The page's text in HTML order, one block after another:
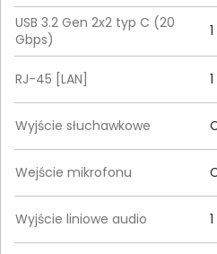
USB 3.2 Gen 2x2 typ C (20
Gbps)
RJ-45 [LAN]
Wyjście słuchawkowe
Wejście mikrofonu
Wyjście liniowe audio